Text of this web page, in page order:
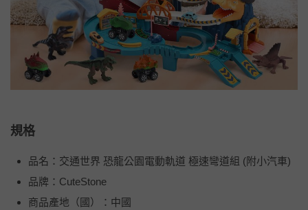
規格
品名：交通世界 恐龍公園電動軌道 極速彎道組 (附小汽車)
品牌：CuteStone
商品產地（國）：中國